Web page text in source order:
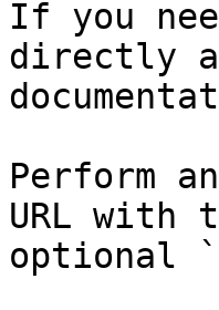
If you
directly
Perform
URL with
optional